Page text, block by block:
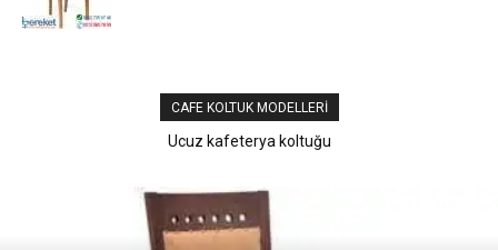
CAFE KOLTUK MODELLERI
Ucuz kafeterya koltuğu